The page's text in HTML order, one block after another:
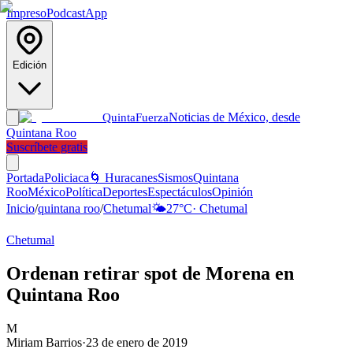
ImpresoPodcastApp
Edición
QuintaFuerzaNoticias de México, desde
Quintana Roo
Suscríbete gratis
PortadaPoliciaca 🌀 HuracanesSismosQuintana
RooMéxicoPolíticaDeportesEspectáculosOpinión
Inicio/quintana roo/Chetumal🌤️27°C· Chetumal
Chetumal
Ordenan retirar spot de Morena en
Quintana Roo
M
Miriam Barrios·23 de enero de 2019